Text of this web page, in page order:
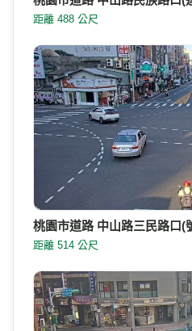
距離 488 公尺
桃園市道路 中山路三民路口(
距離 514 公尺